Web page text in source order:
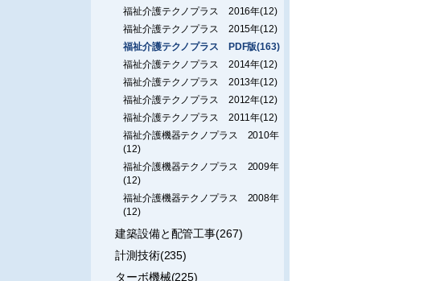
福祉介護テクノプラス 2016年(12)
福祉介護テクノプラス 2015年(12)
福祉介護テクノプラス PDF版(163)
福祉介護テクノプラス 2014年(12)
福祉介護テクノプラス 2013年(12)
福祉介護テクノプラス 2012年(12)
福祉介護テクノプラス 2011年(12)
福祉介護機器テクノプラス 2010年
(12)
福祉介護機器テクノプラス 2009年
(12)
福祉介護機器テクノプラス 2008年
(12)
建築設備と配管工事(267)
計測技術(235)
ターボ機械(225)